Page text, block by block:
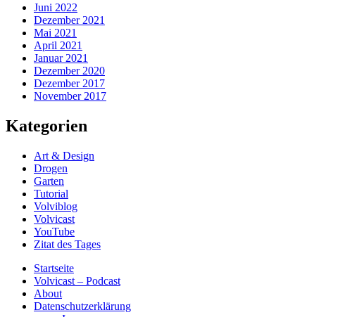
Juni 2022
Dezember 2021
Mai 2021
April 2021
Januar 2021
Dezember 2020
Dezember 2017
November 2017
Kategorien
Art & Design
Drogen
Garten
Tutorial
Volviblog
Volvicast
YouTube
Zitat des Tages
Startseite
Volvicast – Podcast
About
Datenschutzerklärung